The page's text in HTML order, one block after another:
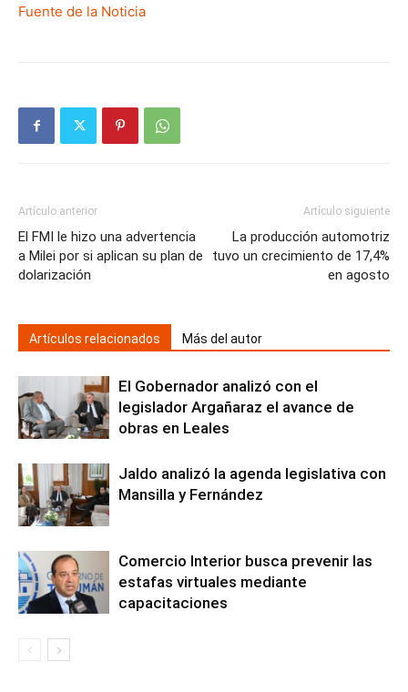
Fuente de la Noticia
Artículo anterior
El FMI le hizo una advertencia
a Milei por si aplican su plan de
dolarización
Artículo siguiente
La producción automotriz
tuvo un crecimiento de 17,4%
en agosto
Artículos relacionados Más del autor
El Gobernador analizó con el
legislador Argañaraz el avance de
obras en Leales
Jaldo analizó la agenda legislativa con
Mansilla y Fernández
Comercio Interior busca prevenir las
estafas virtuales mediante
capacitaciones